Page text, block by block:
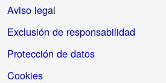
Aviso legal
Exclusión de responsabilidad
Protección de datos
Cookies